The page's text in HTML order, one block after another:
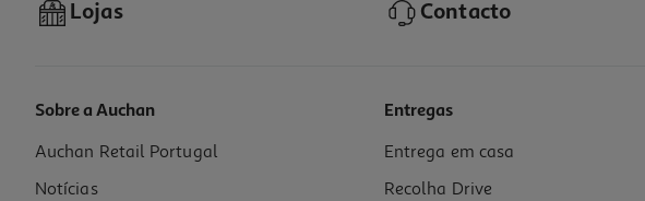
Volante Thrustmaster T128 Ps5/ps4/pc
179.99 €/un
Lojas Contacto
Sobre a Auchan
Auchan Retail Portugal
Notícias
Entregas
Entrega em casa
Recolha Drive